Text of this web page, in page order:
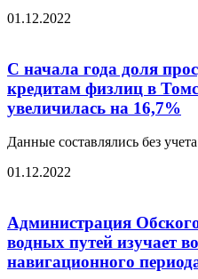
01.12.2022
С начала года доля
кредитам физлиц в
увеличилась на 16,7%
Данные составлялись без
01.12.2022
Администрация
водных путей изучает
навигационного